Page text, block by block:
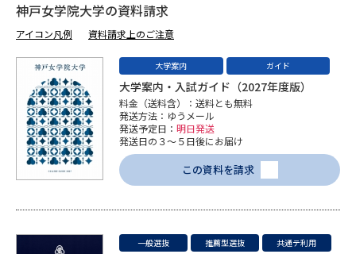
専門学校の資料請求
留学・進学関連、塾・予備校
大学入学共通テスト「受験案
内」の請求
大学入学共通テスト「受験上の
配慮案内」の請求
高等学校卒業程度認定試験
幼稚園教員資格認定試験 小学校教員資格認定試験
高等学校（情報）教員資格認定
神戸女学院大学の資料請求
アイコン凡例 資料請求上のご注意
大学案内 ガイド
大学案内・入試ガイド（2027年度版）
料金（送料含）：送料とも無料
発送方法：ゆうメール
発送予定日： 明日発送
発送日の３～５日後にお届け
この資料を請求
一般選抜 推薦型選抜 共通テ利用